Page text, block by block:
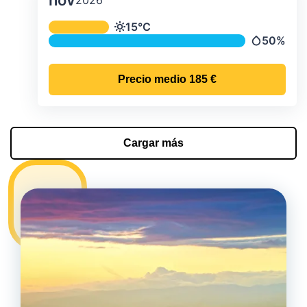
Temperatura y precipitación media
Temperatura
15°C
50%
Precio medio 185 €
Cargar más